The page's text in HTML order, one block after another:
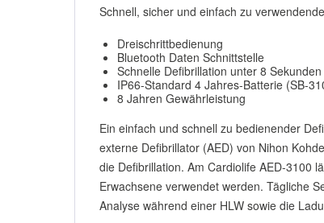
Schnell, sicher und einfach zu
Dreischrittbedienung
Bluetooth Daten Schnittstelle
Schnelle Defibrillation unter 8 Sekunden
IP66-Standard 4 Jahres-Batterie (SB-
8 Jahren Gewährleistung
Ein einfach und schnell zu bedienender
externe Defibrillator (AED) von Nihon
die Defibrillation. Am Cardiolife AED-3100
Erwachsene verwendet werden. Tägliche
Analyse während einer HLW sowie die